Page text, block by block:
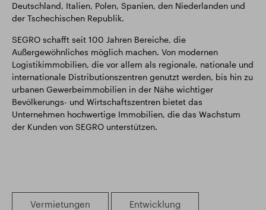
Deutschland, Italien, Polen, Spanien, den Niederlanden und
der Tschechischen Republik.
SEGRO schafft seit 100 Jahren Bereiche, die
Außergewöhnliches möglich machen. Von modernen
Logistikimmobilien, die vor allem als regionale, nationale und
internationale Distributionszentren genutzt werden, bis hin zu
urbanen Gewerbeimmobilien in der Nähe wichtiger
Bevölkerungs- und Wirtschaftszentren bietet das
Unternehmen hochwertige Immobilien, die das Wachstum
der Kunden von SEGRO unterstützen.
Vermietungen Entwicklung